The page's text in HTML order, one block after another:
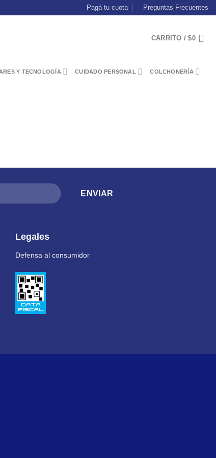
Pagá tu cuota Preguntas Frecuentes
CARRITO /$0
Y TECNOLOGÍA CUIDADO PERSONAL COLCHONERÍA
Legales
Defensa al consumidor